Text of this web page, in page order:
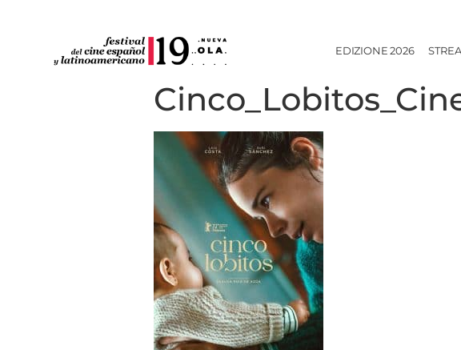
EDIZIONE 2026